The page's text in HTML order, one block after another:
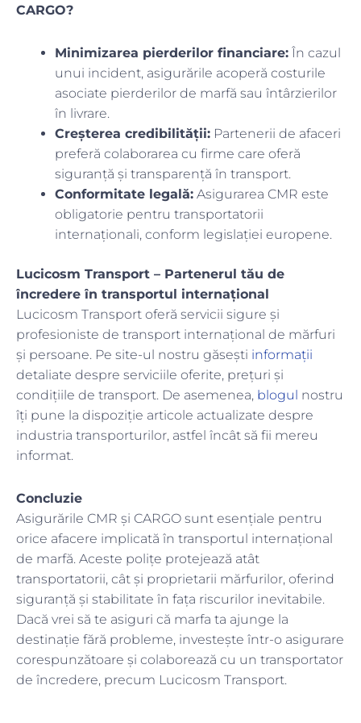
CARGO?
Minimizarea pierderilor financiare: În cazul
unui incident, asigurările acoperă costurile
asociate pierderilor de marfă sau întârzierilor
în livrare.
Creșterea credibilității: Partenerii de afaceri
preferă colaborarea cu firme care oferă
siguranță și transparență în transport.
Conformitate legală: Asigurarea CMR este
obligatorie pentru transportatorii
internaționali, conform legislației europene.
Lucicosm Transport – Partenerul tău de
încredere în transportul internațional
Lucicosm Transport oferă servicii sigure și
profesioniste de transport internațional de mărfuri
și persoane. Pe site-ul nostru găsești informații
detaliate despre serviciile oferite, prețuri și
condițiile de transport. De asemenea, blogul nostru
îți pune la dispoziție articole actualizate despre
industria transporturilor, astfel încât să fii mereu
informat.
Concluzie
Asigurările CMR și CARGO sunt esențiale pentru
orice afacere implicată în transportul internațional
de marfă. Aceste polițe protejează atât
transportatorii, cât și proprietarii mărfurilor, oferind
siguranță și stabilitate în fața riscurilor inevitabile.
Dacă vrei să te asiguri că marfa ta ajunge la
destinație fără probleme, investește într-o asigurare
corespunzătoare și colaborează cu un transportator
de încredere, precum Lucicosm Transport.